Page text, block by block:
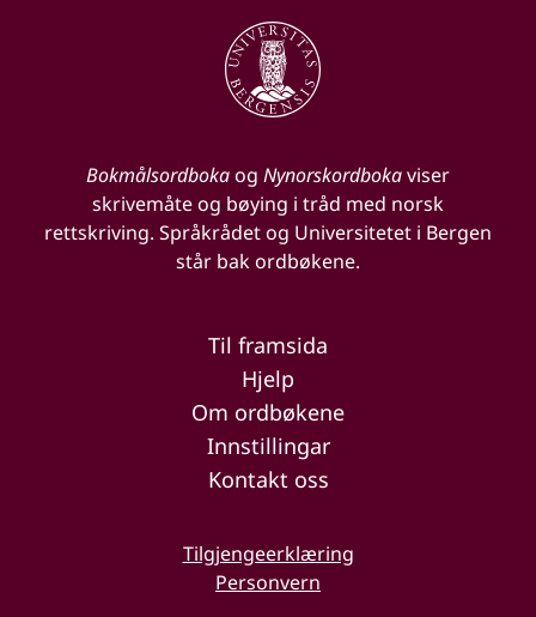
Bokmålsordbokaog Nynorskordbokaviser
skrivemåte og bøying i tråd med norsk
rettskriving. Språkrådet og Universitetet i Bergen
står bak ordbøkene.
Til framsida
Hjelp
Om ordbøkene
Innstillingar
Kontakt oss
Tilgjengeerklæring
Personvern